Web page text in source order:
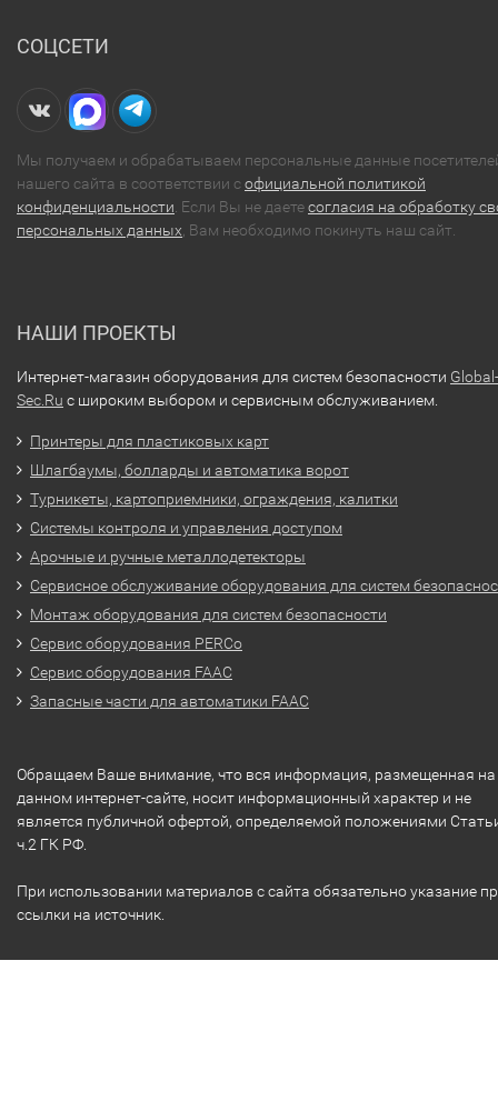
СОЦСЕТИ
Мы получаем и обрабатываем персональные данные
нашего сайта в соответствии софициальной политикой
конфиденциальности . Если Вы не даетесогласия на обработку
персональных данных , Вам необходимо покинуть наш сайт.
НАШИ ПРОЕКТЫ
Интернет-магазин оборудования для систем безопасности Global-
Sec.Ru с широким выбором и сервисным обслуживанием.
Принтеры для пластиковых карт
Шлагбаумы, болларды и автоматика ворот
Турникеты, картоприемники, ограждения, калитки
Системы контроля и управления доступом
Арочные и ручные металлодетекторы
Сервисное обслуживание оборудования для систем
Монтаж оборудования для систем безопасности
Сервис оборудования PERCo
Сервис оборудования FAAC
Запасные части для автоматики FAAC
Обращаем Ваше внимание, что вся информация, размещенная на
данном интернет-сайте, носит информационный характер и не
является публичной офертой, определяемой положениями
ч.2 ГК РФ.
При использовании материалов с сайта обязательно указание
ссылки на источник.